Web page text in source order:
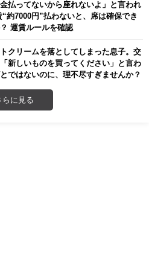
金払ってないから座れないよ」と言われ
約7000円”払わないと、席は確保でき
運賃ルールを確認
クリームを落としてしまった息子。交
新しいものを買ってください」と言わ
ではないのに、理不尽すぎませんか？
らに見る